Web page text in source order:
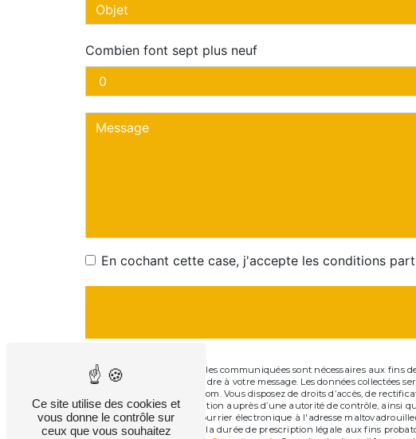
Combien font sept plus neuf
En cochant cette case, j'accepte les conditions
** Les données personnelles communiquées sont nécessaires aux
dans le seul but de répondre à votre message. Les données collectées
maltovadrouille@gmail.com. Vous disposez de droits d’accès, de
d’introduire une réclamation auprès d’une autorité de contrôle, ainsi
46300 Gourdon ou par courrier électronique à l'adresse
de contact puis pendant la durée de prescription légale aux fins
Ce site utilise des cookies et
vous donne le contrôle sur
ceux que vous souhaitez